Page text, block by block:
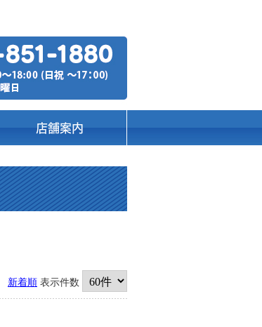
店舗案内
新着順 表示件数